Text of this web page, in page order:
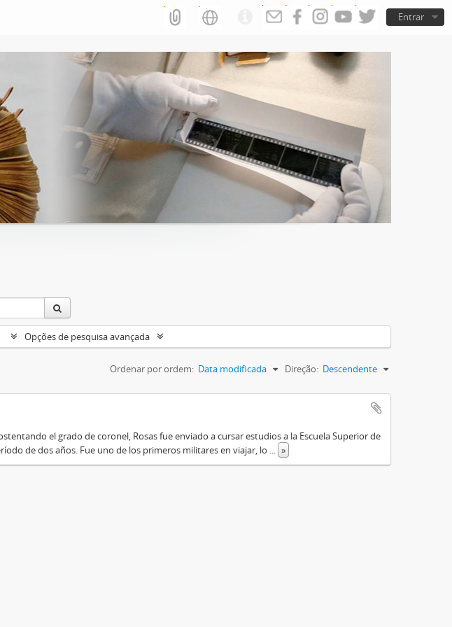
Entrar
Opções de pesquisa avançada
Ordenar por ordem: Data modificada Direção: Descendente
el grado de coronel, Rosas fue enviado a cursar estudios a la Escuela Superior de
de dos años. Fue uno de los primeros militares en viajar, lo
»